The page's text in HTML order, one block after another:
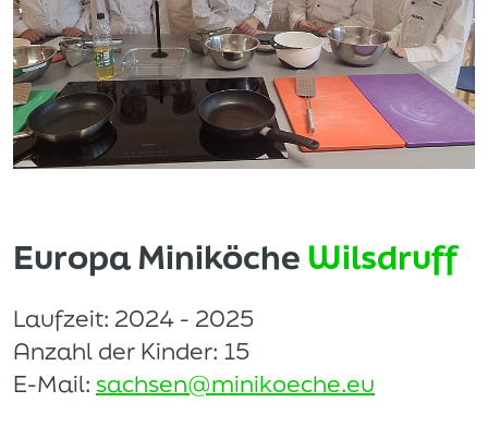
Europa Miniköche Wilsdruff
Laufzeit: 2024 - 2025
Anzahl der Kinder: 15
E-Mail: sachsen@minikoeche.eu